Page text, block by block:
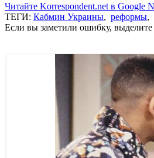
Читайте Korrespondent.net в Google
ТЕГИ: Кабмин Украины, реформы,
Если вы заметили ошибку,